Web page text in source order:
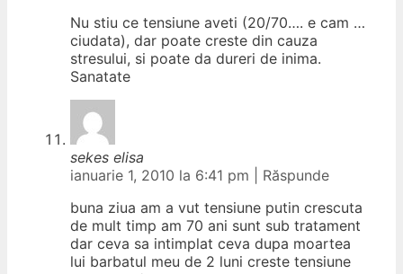
Nu stiu ce tensiune aveti (20/70…. e cam …
ciudata), dar poate creste din cauza
stresului, si poate da dureri de inima.
Sanatate
sekes elisa
ianuarie 1, 2010 la 6:41 pm
Răspunde
buna ziua am a vut tensiune putin crescuta
de mult timp am 70 ani sunt sub tratament
dar ceva sa intimplat ceva dupa moartea
lui barbatul meu de 2 luni creste tensiune